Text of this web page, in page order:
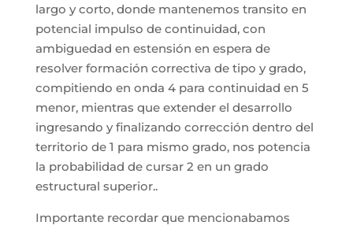
largo y corto, donde mantenemos transito en
potencial impulso de continuidad, con
ambiguedad en estensión en espera de
resolver formación correctiva de tipo y grado,
compitiendo en onda 4 para continuidad en 5
menor, mientras que extender el desarrollo
ingresando y finalizando corrección dentro del
territorio de 1 para mismo grado, nos potencia
la probabilidad de cursar 2 en un grado
estructural superior..
Importante recordar que mencionabamos